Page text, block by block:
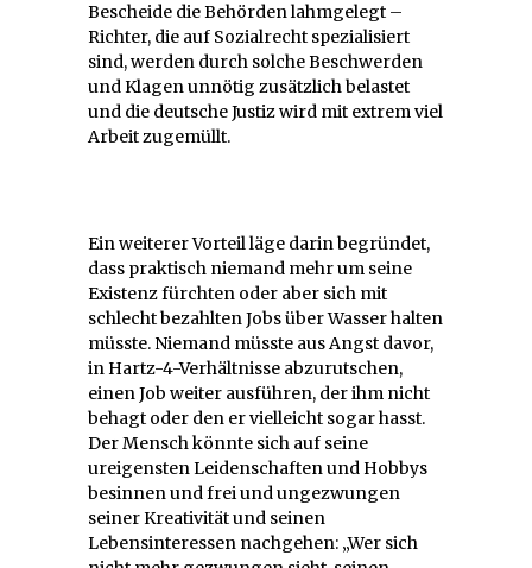
Bescheide die Behörden lahmgelegt –
Richter, die auf Sozialrecht spezialisiert
sind, werden durch solche Beschwerden
und Klagen unnötig zusätzlich belastet
und die deutsche Justiz wird mit extrem viel
Arbeit zugemüllt.
Ein weiterer Vorteil läge darin begründet,
dass praktisch niemand mehr um seine
Existenz fürchten oder aber sich mit
schlecht bezahlten Jobs über Wasser halten
müsste. Niemand müsste aus Angst davor,
in Hartz-4-Verhältnisse abzurutschen,
einen Job weiter ausführen, der ihm nicht
behagt oder den er vielleicht sogar hasst.
Der Mensch könnte sich auf seine
ureigensten Leidenschaften und Hobbys
besinnen und frei und ungezwungen
seiner Kreativität und seinen
Lebensinteressen nachgehen: „Wer sich